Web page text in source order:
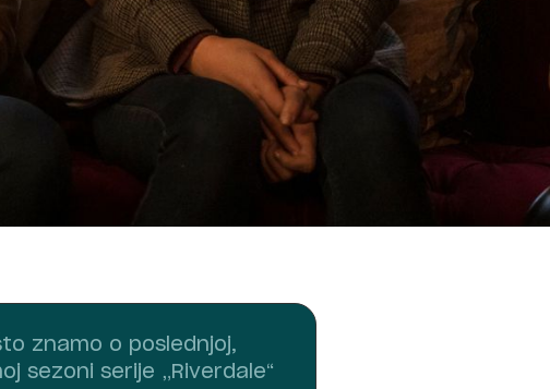
znamo o poslednjoj,
sezoni serije „Riverdale“